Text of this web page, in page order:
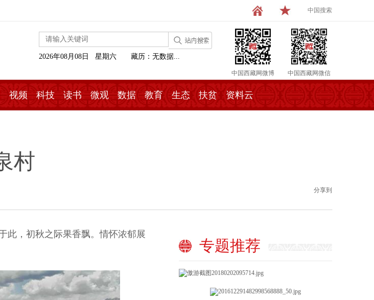
中国搜索
中国西藏网微博 中国西藏网微信
2026年08月08日 星期六 藏历：无数据...
视频 科技 读书 微观 数据 教育 生态 扶贫 资料云
村
分享到
此，初秋之际果香飘。情怀浓郁展
专题推荐